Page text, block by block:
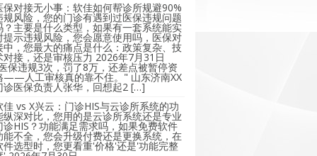
保对接无小事：软佳如何帮诊所规避90%
规风险，您的门诊有遇到过医保违规问题
？主要是什么类型，如果有一套系统能实
提示违规风险，您会愿意使用吗，医保对
中，您最大的痛点是什么：政策复杂、技
对接，还是审核压力 2026年7月31日
保违规3次，罚了8万，还差点被暂停资
——人工审核真的靠不住。" 山东济南XX
诊医保负责人张华，回想起2 […]
佳 vs X兴云：门诊HIS与云诊所系统的功
纵深对比，您用的是云诊所系统还是专业
诊HIS？功能满足需求吗，如果免费软件
能不全，您会升级付费还是更换系统，在
件选型时，您更看重'价格'还是'功能完整